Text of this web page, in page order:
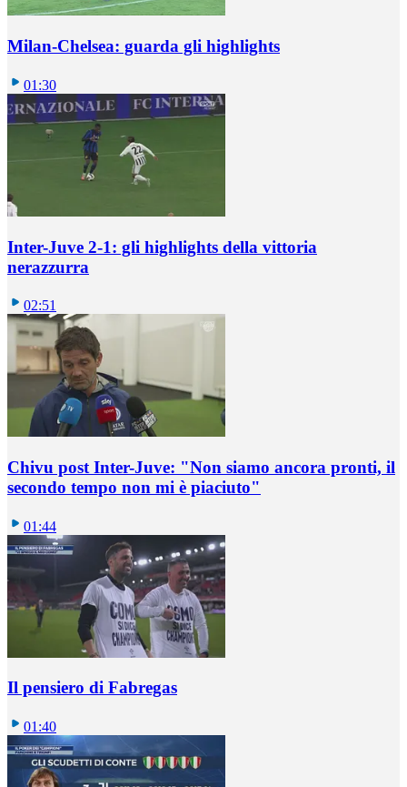
Milan-Chelsea: guarda gli highlights
01:30
Inter-Juve 2-1: gli highlights della vittoria
nerazzurra
02:51
Chivu post Inter-Juve: "Non siamo ancora pronti, il
secondo tempo non mi è piaciuto"
01:44
Il pensiero di Fabregas
01:40